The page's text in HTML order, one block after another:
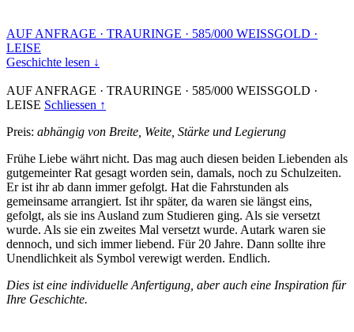
AUF ANFRAGE · TRAURINGE · 585/000 WEISSGOLD ·
LEISE
Geschichte lesen ↓
AUF ANFRAGE · TRAURINGE · 585/000 WEISSGOLD ·
LEISE Schliessen ↑
Preis: abhängig von Breite, Weite, Stärke und Legierung
Frühe Liebe währt nicht. Das mag auch diesen beiden Liebenden als
gutgemeinter Rat gesagt worden sein, damals, noch zu Schulzeiten.
Er ist ihr ab dann immer gefolgt. Hat die Fahrstunden als
gemeinsame arrangiert. Ist ihr später, da waren sie längst eins,
gefolgt, als sie ins Ausland zum Studieren ging. Als sie versetzt
wurde. Als sie ein zweites Mal versetzt wurde. Autark waren sie
dennoch, und sich immer liebend. Für 20 Jahre. Dann sollte ihre
Unendlichkeit als Symbol verewigt werden. Endlich.
Dies ist eine individuelle Anfertigung, aber auch eine Inspiration für
Ihre Geschichte.